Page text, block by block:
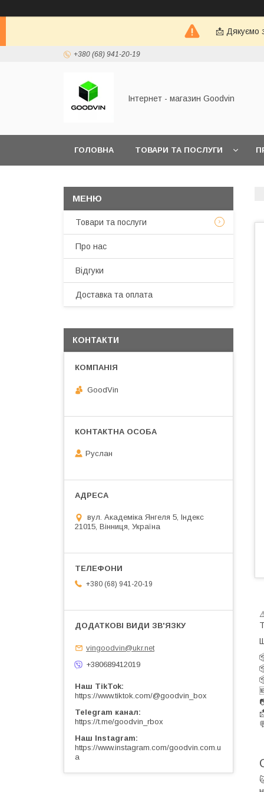
📩 Дякуємо
+380 (68) 941-20-19
Інтернет - магазин Goodvin
ГОЛОВНА ТОВАРИ ТА ПОСЛУГИ
Товари та послуги
Про нас
Відгуки
Доставка та оплата
КОНТАКТИ
GoodVin
Руслан
вул. Академіка Янгеля 5, Індекс
21015, Вінниця, Україна
+380 (68) 941-20-19
vingoodvin@ukr.net
+380689412019
Наш TikTok
https://www.tiktok.com/@goodvin_box
Telegram канал
https://t.me/goodvin_rbox
Наш Instagram
https://www.instagram.com/goodvin.com.u
a